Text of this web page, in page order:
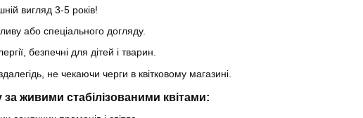
вигляд 3-5 років!
або спеціального догляду.
безпечні для дітей і тварин.
не чекаючи черги в квітковому магазині.
живими стабілізованими квітами: